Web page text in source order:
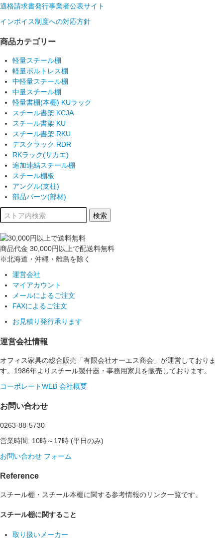
適格請求書発行事業者公表サイト
インボイス制度への対応方針
商品カテゴリー
軽量スチール棚
軽量ボルトレス棚
中軽量スチール棚
中量スチール棚
軽量書棚(本棚) KUラック
スチール書架 KCJA
スチール書架 KU
スチール書架 RKU
デスクラック RDR
RKラック(サカエ)
追加連結スチール棚
スチール棚板
アングル(支柱)
部品パーツ(部材)
商品代金 30,000円以上で配送料無料
※北海道・沖縄・離島を除く
運営会社
マイアカウント
メールによるご注文
FAXによるご注文
お見積り発行承ります
運営会社情報
オフィス家具の総合販売「有限会社オーエス商会」が運営しておりま
す。1986年よりスチール製什器・事務用家具を販売しております。
コーポレートWEB 会社概要
お問い合わせ
0263-88-5730
営業時間: 10時～17時 (平日のみ)
お問い合わせ フォーム
Reference
スチール棚・スチール本棚に関する参考情報のリンク一覧です。
スチール棚に関すること
取り扱いメーカー